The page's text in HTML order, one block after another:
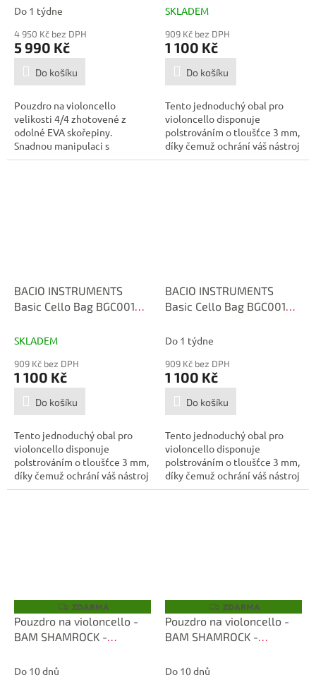
Do 1 týdne
4 950 Kč bez DPH
5 990 Kč
Do košíku
Pouzdro na violoncello
velikosti 4/4 zhotovené z
odolné EVA skořepiny.
Snadnou manipulaci s
pouzdrem zaručují...
SKLADEM
909 Kč bez DPH
1 100 Kč
Do košíku
Tento jednoduchý obal pro
violoncello disponuje
polstrováním o tloušťce 3 mm,
díky čemuž ochrání váš nástroj
nejen...
BACIO INSTRUMENTS
Basic Cello Bag BGC001
SKLADEM
909 Kč bez DPH
1 100 Kč
Do košíku
Tento jednoduchý obal pro
violoncello disponuje
polstrováním o tloušťce 3 mm,
díky čemuž ochrání váš nástroj
nejen...
BACIO INSTRUMENTS
Basic Cello Bag BGC001
Do 1 týdne
909 Kč bez DPH
1 100 Kč
Do košíku
Tento jednoduchý obal pro
violoncello disponuje
polstrováním o tloušťce 3 mm,
díky čemuž ochrání váš nástroj
nejen...
Z
D
A
R
ZDARMA
Pouzdro na violoncello -
BAM SHAMROCK -
Do 10 dnů
Z
D
A
R
ZDARMA
Pouzdro na violoncello -
BAM SHAMROCK -
Do 10 dnů